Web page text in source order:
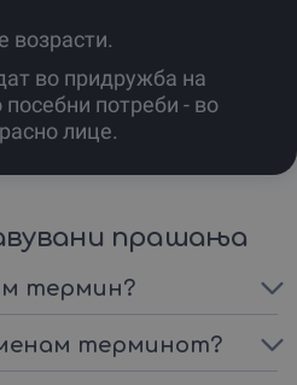
спреми се за врвно
возрасти.
во придружба на
посебни потреби - во
лице.
прашања
термин?
терминот?